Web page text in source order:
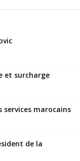
et surcharge
services marocains
de la